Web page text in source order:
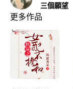
三個願望
更多作品